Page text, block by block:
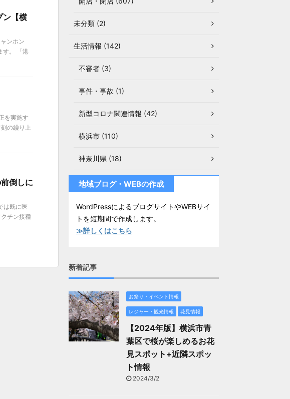
ン【横
ンホン
す。 「港
を実施す
の繰り上
倒しに
は既に医
チン接種
未分類 (2)
生活情報 (142)
不審者 (3)
事件・事故 (1)
新型コロナ関連情報 (42)
横浜市 (110)
神奈川県 (18)
地域ブログ・WEBの作成
WordPressによるブログサイトやWEBサイ
トを短期間で作成します。
≫詳しくはこちら
新着記事
お祭り・イベント情報
レジャー・観光情報 花見情報
【2024年版】横浜市青
葉区で桜が楽しめるお花
見スポット+近隣スポッ
ト情報
2024/3/2